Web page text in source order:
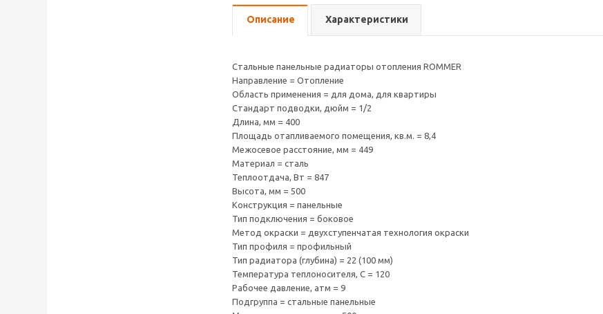
Описание Характеристики
Стальные панельные радиаторы отопления ROMMER
Направление = Отопление
Область применения = для дома, для квартиры
Стандарт подводки, дюйм = 1/2
Длина, мм = 400
Площадь отапливаемого помещения, кв.м. = 8,4
Межосевое расстояние, мм = 449
Материал = сталь
Теплоотдача, Вт = 847
Высота, мм = 500
Конструкция = панельные
Тип подключения = боковое
Метод окраски = двухступенчатая технология окраски
Тип профиля = профильный
Тип радиатора (глубина) = 22 (100 мм)
Температура теплоносителя, С = 120
Рабочее давление, атм = 9
Подгруппа = стальные панельные